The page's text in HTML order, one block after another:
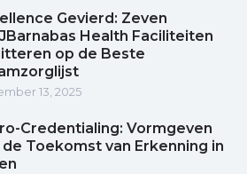
Gevierd: Zeven
Health Faciliteiten
op de Beste
13, 2025
Credentialing: Vormgeven
de Toekomst van Erkenning in